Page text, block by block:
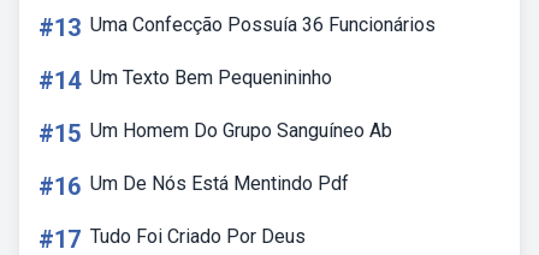
#13 Uma Confecção Possuía 36 Funcionários
#14 Um Texto Bem Pequenininho
#15 Um Homem Do Grupo Sanguíneo Ab
#16 Um De Nós Está Mentindo Pdf
#17 Tudo Foi Criado Por Deus